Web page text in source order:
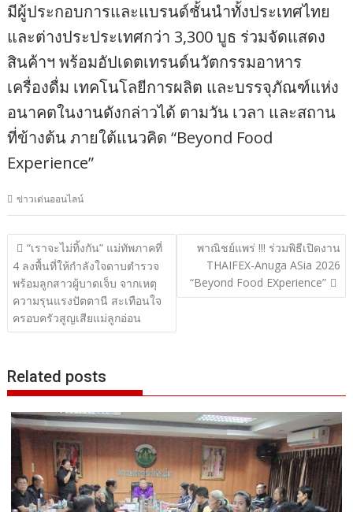
มีผู้ประกอบการและแบรนด์ชั้นนำทั้งประเทศไทย
และต่างประประเทศกว่า 3,300 บูธ ร่วมจัดแสดง
สินค้าฯ พร้อมอัปเดตเทรนด์นวัตกรรมอาหาร
เครื่องดื่ม เทคโนโลยีการผลิต และบรรจุภัณฑ์แห่ง
อนาคตในงานดังกล่าวได้ ตามวัน เวลา และสถาน
ที่ข้างต้น ภายใต้แนวคิด “Beyond Food
Experience”
ข่าวเด่นออนไลน์
แนะแนว
เรื่อง
“เราจะไม่ทิ้งกัน” แม่ทัพภาคที่
4 ลงพื้นที่ให้กำลังใจดาบตำรวจ
พร้อมลูกสาวผู้บาดเจ็บ จากเหตุ
ความรุนแรงปัตตานี สะเทือนใจ
ครอบครัวสูญเสียแม่ลูกอ่อน
พาณิชย์แพร่ !!! ร่วมพิธีเปิดงาน
THAIFEX-Anuga ASia 2026
“Beyond Food EXperience”
Related posts